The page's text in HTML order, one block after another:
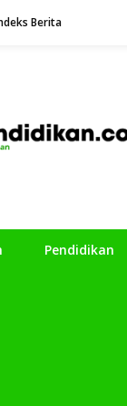
Berita
Pendidikan